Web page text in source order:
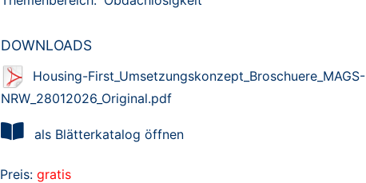
DOWNLOADS
Housing-First_Umsetzungskonzept_Broschuere_MAGS-
NRW_28012026_Original.pdf
als Blätterkatalog öffnen
Preis: gratis